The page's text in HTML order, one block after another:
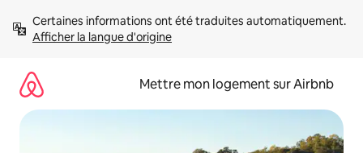
directement
Afficher la langue d'origine
Mettre mon logement sur Airbnb